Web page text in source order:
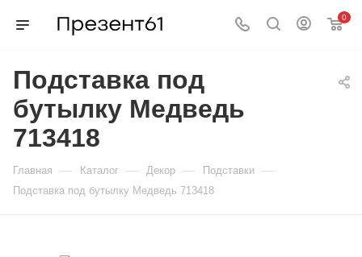
0
Подставка под
бутылку Медведь
713418
Главная — Каталог — Декор — Подставки —
Подставка под бутылку Медведь 713418